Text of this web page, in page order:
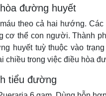
đường huyết
theo cả hai hướng.
cơ thể con người. Thành
huyết tuỳ thuộc vào
chiều trong việc điều hòa
tiểu đường